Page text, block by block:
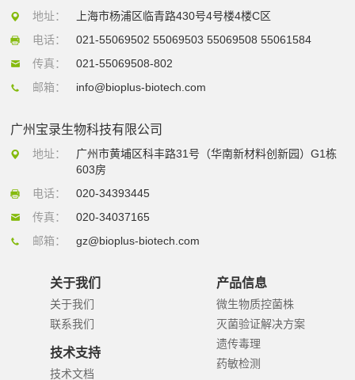
地址：
上海市杨浦区临青路430号4号楼4楼C区
电话：
021-55069502 55069503 55069508 55061584
传真：
021-55069508-802
邮箱：
info@bioplus-biotech.com
广州宝录生物科技有限公司
地址：
广州市黄埔区科丰路31号（华南新材料创新园）G1栋
603房
电话：
020-34393445
传真：
020-34037165
邮箱：
gz@bioplus-biotech.com
关于我们
关于我们
联系我们
技术支持
技术文档
产品信息
微生物质控菌株
灭菌验证解决方案
遗传毒理
药敏检测